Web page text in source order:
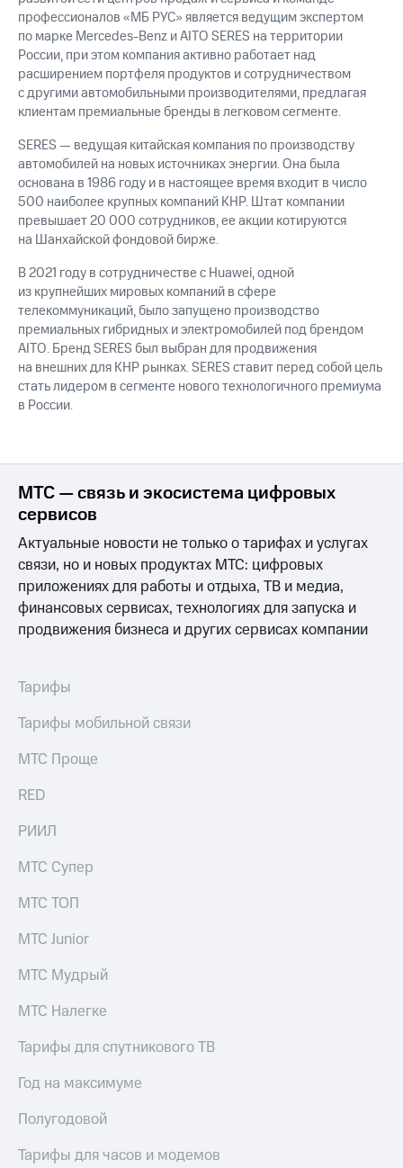
профессионалов «МБ РУС» является ведущим экспертом
по марке Mercedes-Benz и AITO SERES на территории
России, при этом компания активно работает над
расширением портфеля продуктов и сотрудничеством
с другими автомобильными производителями, предлагая
клиентам премиальные бренды в легковом сегменте.
SERES — ведущая китайская компания по производству
автомобилей на новых источниках энергии. Она была
основана в 1986 году и в настоящее время входит в число
500 наиболее крупных компаний КНР. Штат компании
превышает 20 000 сотрудников, ее акции котируются
на Шанхайской фондовой бирже.
В 2021 году в сотрудничестве с Huawei, одной
из крупнейших мировых компаний в сфере
телекоммуникаций, было запущено производство
премиальных гибридных и электромобилей под брендом
AITO. Бренд SERES был выбран для продвижения
на внешних для КНР рынках. SERES ставит перед собой цель
стать лидером в сегменте нового технологичного премиума
в России.
МТС — связь и экосистема цифровых
сервисов
Актуальные новости не только о тарифах и услугах
связи, но и новых продуктах МТС: цифровых
приложениях для работы и отдыха, ТВ и медиа,
финансовых сервисах, технологиях для запуска и
продвижения бизнеса и других сервисах компании
Тарифы
Тарифы мобильной связи
МТС Проще
RED
РИИЛ
МТС Супер
МТС ТОП
МТС Junior
МТС Мудрый
МТС Налегке
Тарифы для спутникового ТВ
Год на максимуме
Полугодовой
Тарифы для часов и модемов